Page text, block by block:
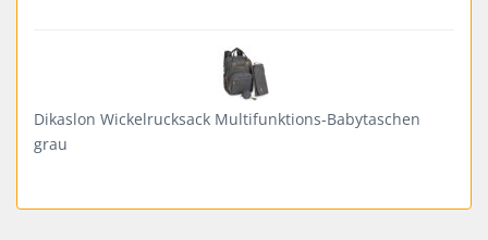
Dikaslon Wickelrucksack Multifunktions-Babytaschen
grau